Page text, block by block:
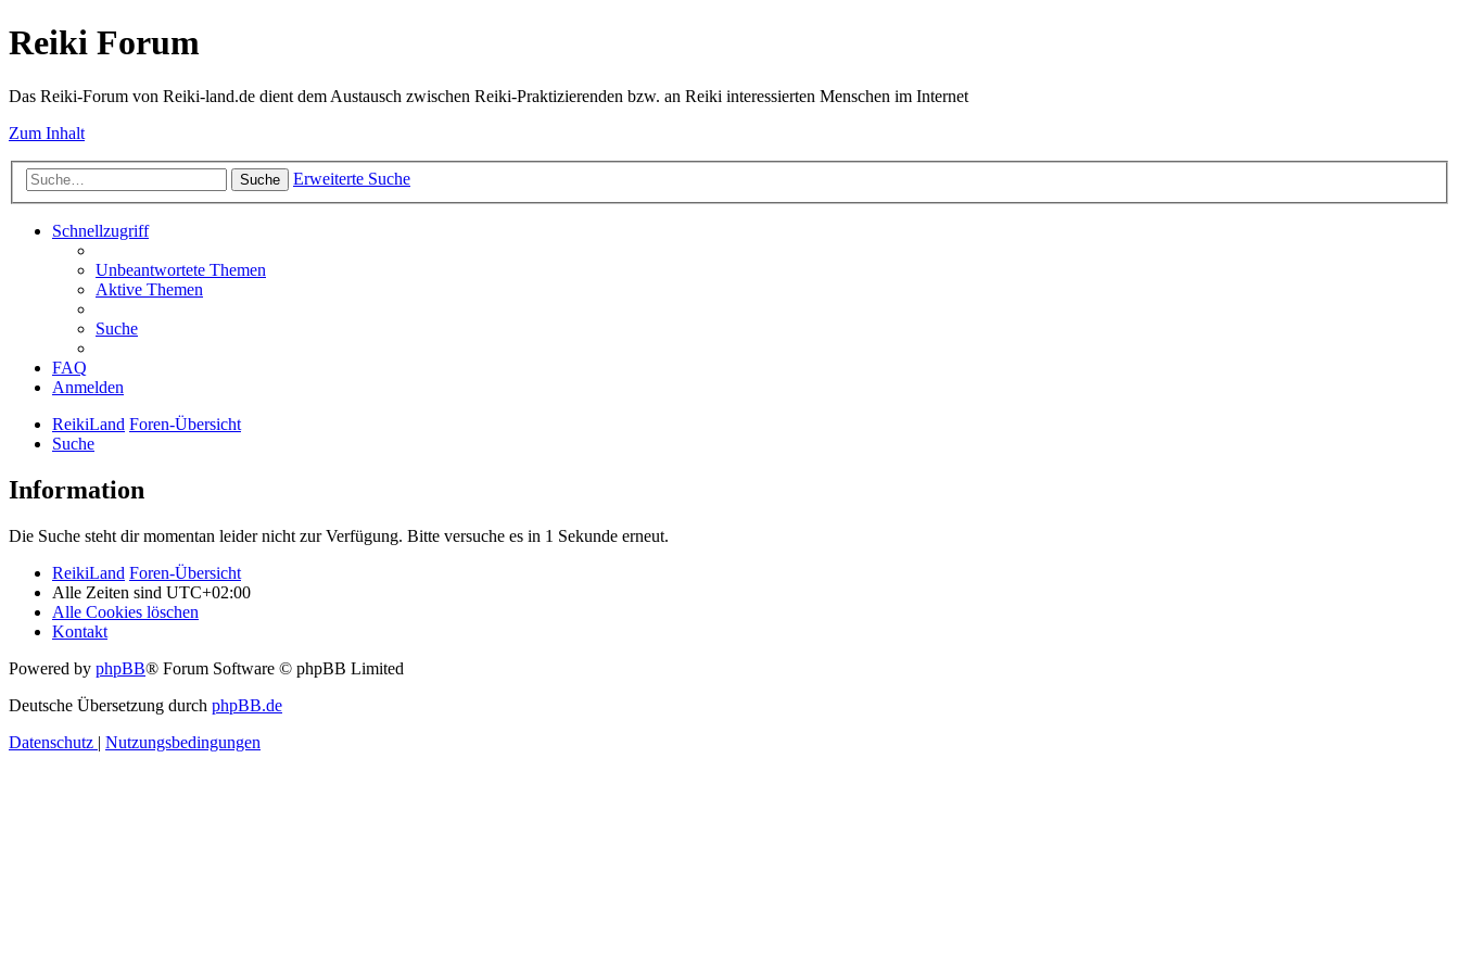
Reiki Forum
Das Reiki-Forum von Reiki-land.de dient dem Austausch zwischen Reiki-Praktizierenden bzw. an Reiki interessierten Menschen im Internet
Zum Inhalt
Suche Erweiterte Suche
Schnellzugriff
Unbeantwortete Themen
Aktive Themen
Suche
FAQ
Anmelden
ReikiLand Foren-Übersicht
Suche
Information
Die Suche steht dir momentan leider nicht zur Verfügung. Bitte versuche es in 1 Sekunde erneut.
ReikiLand Foren-Übersicht
Alle Zeiten sind UTC+02:00
Alle Cookies löschen
Kontakt
Powered by phpBB® Forum Software © phpBB Limited
Deutsche Übersetzung durch phpBB.de
Datenschutz | Nutzungsbedingungen